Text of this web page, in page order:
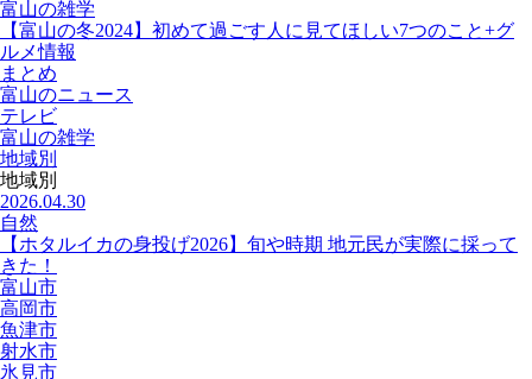
富山の雑学
【富山の冬2024】初めて過ごす人に見てほしい7つのこと+グ
ルメ情報
まとめ
富山のニュース
テレビ
富山の雑学
地域別
地域別
2026.04.30
自然
【ホタルイカの身投げ2026】旬や時期 地元民が実際に採って
きた！
富山市
高岡市
魚津市
射水市
氷見市